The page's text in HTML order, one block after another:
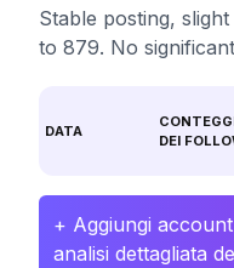
Stable posting,
to 879. No
DATA
DEI
+ Aggiungi
analisi dettagliata